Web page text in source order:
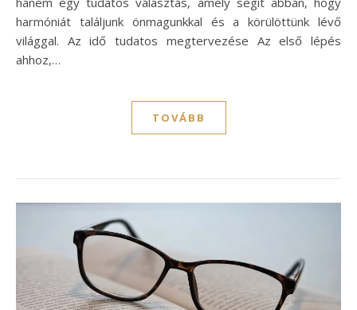
harmóniát találjunk önmagunkkal és a körülöttünk lévő
világgal. Az idő tudatos megtervezése Az első lépés
ahhoz,…
TOVÁBB